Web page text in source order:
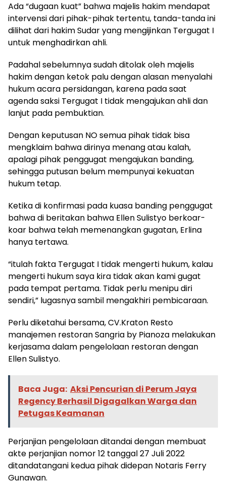
Ada “dugaan kuat” bahwa majelis hakim mendapat
intervensi dari pihak-pihak tertentu, tanda-tanda ini
dilihat dari hakim Sudar yang mengijinkan Tergugat I
untuk menghadirkan ahli.
Padahal sebelumnya sudah ditolak oleh majelis
hakim dengan ketok palu dengan alasan menyalahi
hukum acara persidangan, karena pada saat
agenda saksi Tergugat I tidak mengajukan ahli dan
lanjut pada pembuktian.
Dengan keputusan NO semua pihak tidak bisa
mengklaim bahwa dirinya menang atau kalah,
apalagi pihak penggugat mengajukan banding,
sehingga putusan belum mempunyai kekuatan
hukum tetap.
Ketika di konfirmasi pada kuasa banding penggugat
bahwa di beritakan bahwa Ellen Sulistyo berkoar-
koar bahwa telah memenangkan gugatan, Erlina
hanya tertawa.
“itulah fakta Tergugat I tidak mengerti hukum, kalau
mengerti hukum saya kira tidak akan kami gugat
pada tempat pertama. Tidak perlu menipu diri
sendiri,” lugasnya sambil mengakhiri pembicaraan.
Perlu diketahui bersama, CV.Kraton Resto
manajemen restoran Sangria by Pianoza melakukan
kerjasama dalam pengelolaan restoran dengan
Ellen Sulistyo.
Baca Juga: Aksi Pencurian di Perum Jaya
Regency Berhasil Digagalkan Warga dan
Petugas Keamanan
Perjanjian pengelolaan ditandai dengan membuat
akte perjanjian nomor 12 tanggal 27 Juli 2022
ditandatangani kedua pihak didepan Notaris Ferry
Gunawan.